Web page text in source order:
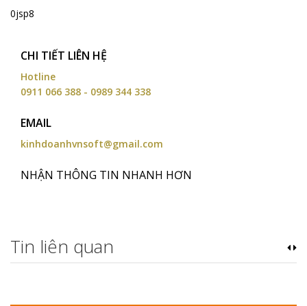
0jsp8
CHI TIẾT LIÊN HỆ
Hotline
0911 066 388 - 0989 344 338
EMAIL
kinhdoanhvnsoft@gmail.com
NHẬN THÔNG TIN NHANH HƠN
Tin liên quan